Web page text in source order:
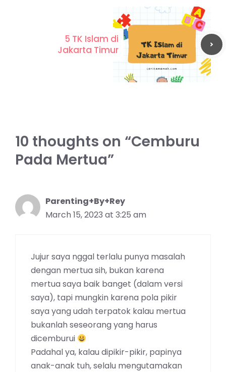
5 TK Islam di
Jakarta Timur
10 thoughts on “Cemburu
Pada Mertua”
Parenting+By+Rey
March 15, 2023 at 3:25 am
Jujur saya nggal terlalu punya masalah
dengan mertua sih, bukan karena
mertua saya baik banget (dalam versi
saya), tapi mungkin karena pola pikir
saya yang udah terpatok kalau mertua
bukanlah seseorang yang harus
dicemburui
Padahal ya, kalau dipikir-pikir, papinya
anak-anak tuh, selalu mengutamakan